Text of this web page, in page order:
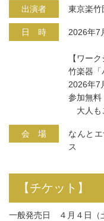
出演者 東京楽竹
日 時 2026年7
【ワー
竹楽器「
2026年7
参加無料
大人も
会 場
なんと
ス
【チケット 】
一般発売日 ４月４日（